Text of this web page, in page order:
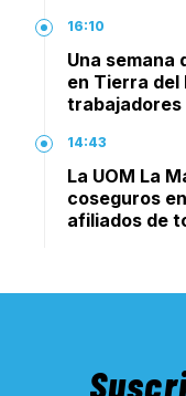
16:10
Una semana
en Tierra del
trabajadores
14:43
La UOM La
coseguros
afiliados de